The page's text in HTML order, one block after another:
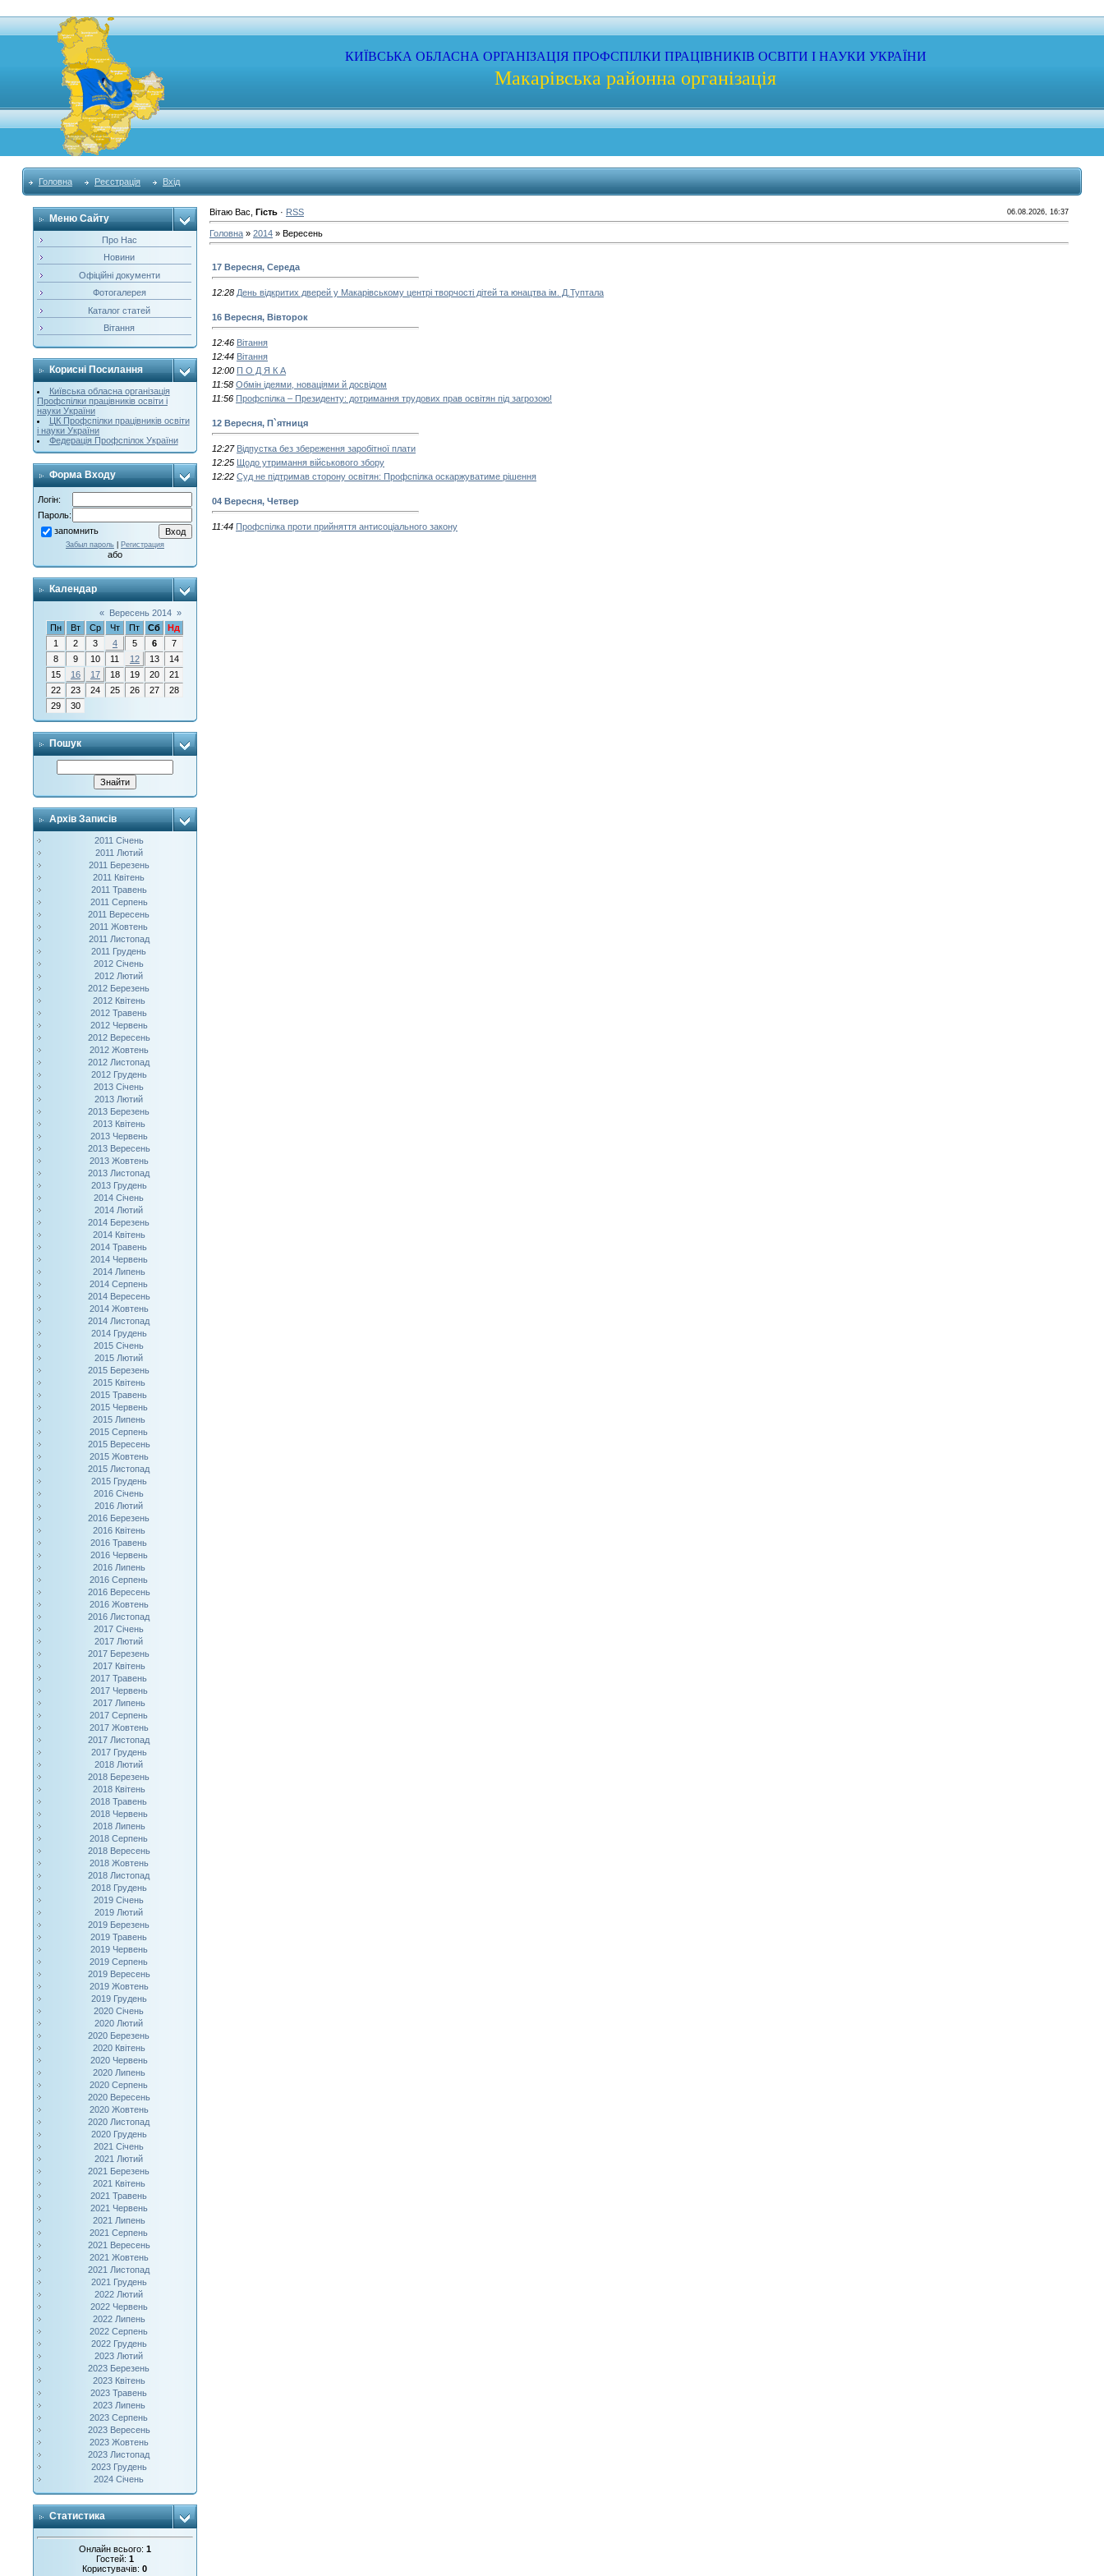
КИЇВСЬКА ОБЛАСНА ОРГАНІЗАЦІЯ ПРОФСПІЛКИ ПРАЦІВНИКІВ ОСВІТИ І НАУКИ УКРАЇНИ
Макарівська районна організація
Головна Реєстрація Вхід
Меню Сайту
Про Нас
Новини
Офіційні документи
Фотогалерея
Каталог статей
Вітання
Корисні Посилання
Київська обласна організація
Профспілки працівників освіти і
науки України
ЦК Профспілки працівників освіти
і науки України
Федерація Профспілок України
Форма Входу
Логін:
Пароль:
запомнить
Забыл пароль| Регистрация
або
Календар
« Вересень 2014 »
Пн
Вт Ср Чт Пт Сб
Нд
1
2 3 4 5 6
7
8
9 10 11 12 13
14
15
16 17 18 19 20
21
22
23 24 25 26 27
28
29
30
Пошук
Архів Записів
2011 Січень
2011 Лютий
2011 Березень
2011 Квітень
2011 Травень
2011 Серпень
2011 Вересень
2011 Жовтень
2011 Листопад
2011 Грудень
2012 Січень
2012 Лютий
2012 Березень
2012 Квітень
2012 Травень
2012 Червень
2012 Вересень
2012 Жовтень
2012 Листопад
2012 Грудень
2013 Січень
2013 Лютий
2013 Березень
2013 Квітень
2013 Червень
2013 Вересень
2013 Жовтень
2013 Листопад
2013 Грудень
2014 Січень
2014 Лютий
2014 Березень
2014 Квітень
2014 Травень
2014 Червень
2014 Липень
2014 Серпень
2014 Вересень
2014 Жовтень
2014 Листопад
2014 Грудень
2015 Січень
2015 Лютий
2015 Березень
2015 Квітень
2015 Травень
2015 Червень
2015 Липень
2015 Серпень
2015 Вересень
2015 Жовтень
2015 Листопад
2015 Грудень
2016 Січень
2016 Лютий
2016 Березень
2016 Квітень
2016 Травень
2016 Червень
2016 Липень
2016 Серпень
2016 Вересень
2016 Жовтень
2016 Листопад
2017 Січень
2017 Лютий
2017 Березень
2017 Квітень
2017 Травень
2017 Червень
2017 Липень
2017 Серпень
2017 Жовтень
2017 Листопад
2017 Грудень
2018 Лютий
2018 Березень
2018 Квітень
2018 Травень
2018 Червень
2018 Липень
2018 Серпень
2018 Вересень
2018 Жовтень
2018 Листопад
2018 Грудень
2019 Січень
2019 Лютий
2019 Березень
2019 Травень
2019 Червень
2019 Серпень
2019 Вересень
2019 Жовтень
2019 Грудень
2020 Січень
2020 Лютий
2020 Березень
2020 Квітень
2020 Червень
2020 Липень
2020 Серпень
2020 Вересень
2020 Жовтень
2020 Листопад
2020 Грудень
2021 Січень
2021 Лютий
2021 Березень
2021 Квітень
2021 Травень
2021 Червень
2021 Липень
2021 Серпень
2021 Вересень
2021 Жовтень
2021 Листопад
2021 Грудень
2022 Лютий
2022 Червень
2022 Липень
2022 Серпень
2022 Грудень
2023 Лютий
2023 Березень
2023 Квітень
2023 Травень
2023 Липень
2023 Серпень
2023 Вересень
2023 Жовтень
2023 Листопад
2023 Грудень
2024 Січень
Статистика
Онлайн всього: 1
Гостей: 1
Користувачів:0
Вітаю Вас Гість· RSS 06.08.2026, 16:37
Головна» 2014 » Вересень
17 Вересня, Середа
12:28 День відкритих дверей у Макарівському центрі творчості дітей та юнацтва ім. Д.Туптала
16 Вересня, Вівторок
12:46 Вітання
12:44 Вітання
12:00 П О Д Я К А
11:58 Обмін ідеями, новаціями й досвідом
11:56 Профспілка – Президенту: дотримання трудових прав освітян під загрозою!
12 Вересня, П`ятниця
12:27 Відпустка без збереження заробітної плати
12:25
Щодо утримання військового збору
12:22 Cуд не підтримав сторону освітян: Профспілка оскаржуватиме рішення
04 Вересня, Четвер
11:44 Профспілка проти прийняття антисоціального закону